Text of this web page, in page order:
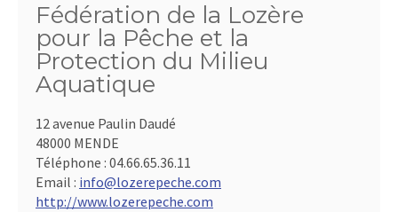
Fédération de la Lozère
pour la Pêche et la
Protection du Milieu
Aquatique
12 avenue Paulin Daudé
48000 MENDE
Téléphone : 04.66.65.36.11
Email : info@lozerepeche.com
http://www.lozerepeche.com